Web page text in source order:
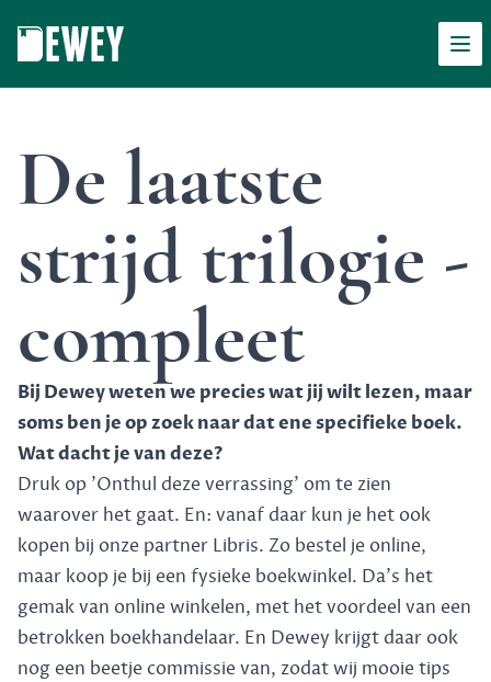
De laatste
strijd trilogie -
compleet
Bij Dewey weten we precies wat jij wilt lezen, maar
soms ben je op zoek naar dat ene specifieke boek.
Wat dacht je van deze?
Druk op 'Onthul deze verrassing' om te zien
waarover het gaat. En: vanaf daar kun je het ook
kopen bij onze partner Libris. Zo bestel je online,
maar koop je bij een fysieke boekwinkel. Da's het
gemak van online winkelen, met het voordeel van een
betrokken boekhandelaar. En Dewey krijgt daar ook
nog een beetje commissie van, zodat wij mooie tips